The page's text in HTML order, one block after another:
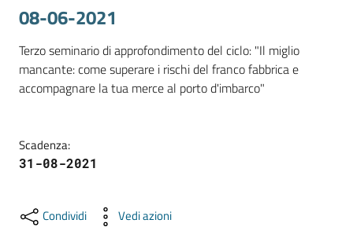
Promuovere
e
il
territorio
Tutelare
il
08-06-2021
Terzo seminario di approfondimento del ciclo: "Il miglio
mancante: come superare i rischi del franco fabbrica e
accompagnare la tua merce al porto d'imbarco"
Scadenza:
31-08-2021
Condividi Vedi azioni